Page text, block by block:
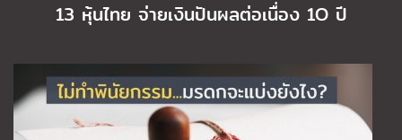
13 หุ้นไทย จ่ายเงินปันผลต่อเนื่อง 1O ปี